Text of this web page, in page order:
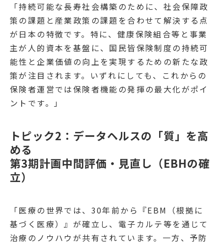
「持続可能な長寿社会構築のために、社会保障政
策の課題と産業政策の課題を合わせて解決する点
が日本の特徴です。特に、健康保険組合等と事業
主が人的資本を基盤に、国民皆保険制度の持続可
能性と企業価値の向上を実現するための新たな政
策が注目されます。いずれにしても、これからの
保険者運営では保険者機能の発揮の最大化がポイ
ントです。」
トピック2：データヘルスの「質」を高
める
第3期計画中間評価・見直し（EBHの確
立）
「医療の世界では、30年前から『EBM（根拠に
基づく医療）』が確立し、電子カルテ等を通じて
治療のノウハウが共有されています。一方、予防